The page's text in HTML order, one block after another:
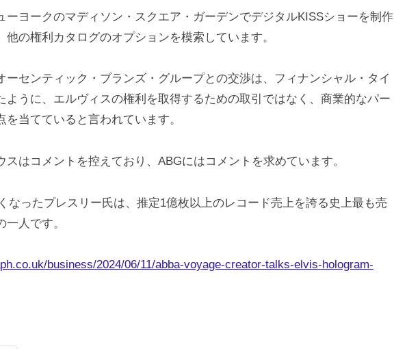
ーヨークのマディソン・スクエア・ガーデンでデジタルKISSショーを制作
他の権利カタログのオプションを模索しています。
ーセンティック・ブランズ・グループとの交渉は、フィナンシャル・タイ
ように、エルヴィスの権利を取得するための取引ではなく、商業的なパー
を当てていると言われています。
スはコメントを控えており、ABGにはコメントを求めています。
なったプレスリー氏は、推定1億枚以上のレコード売上を誇る史上最も売
人です。
business/2024/06/11/abba-voyage-creator-talks-elvis-hologram-